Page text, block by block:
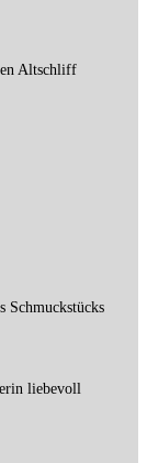
Altschliff
Schmuckstücks
liebevoll